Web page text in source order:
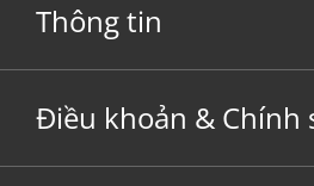
Thông tin
Điều khoản & Chính